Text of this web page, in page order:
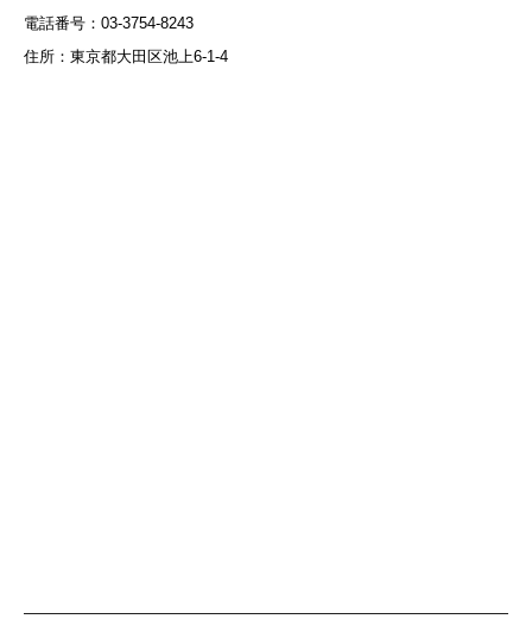
電話番号：03-3754-8243
住所：東京都大田区池上6-1-4